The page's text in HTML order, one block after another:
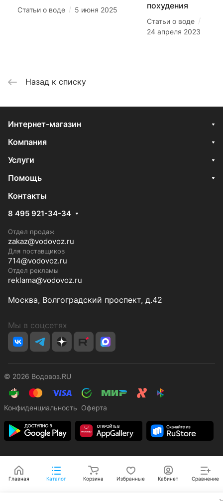
Статьи о воде / 5 июня 2025
похудения
Статьи о воде /
24 апреля 2023
Назад к списку
Интернет-магазин
Компания
Услуги
Помощь
Контакты
8 495 921-34-34
Отдел продаж
zakaz@vodovoz.ru
Для поставщиков
714@vodovoz.ru
Отдел рекламы
reklama@vodovoz.ru
Москва, Волгоградский проспект, д.42
Мы в соцсетях
© 2026 Водовоз.RU
Конфиденциальность Оферта
Главная Каталог Корзина Избранные Кабинет Сравнение